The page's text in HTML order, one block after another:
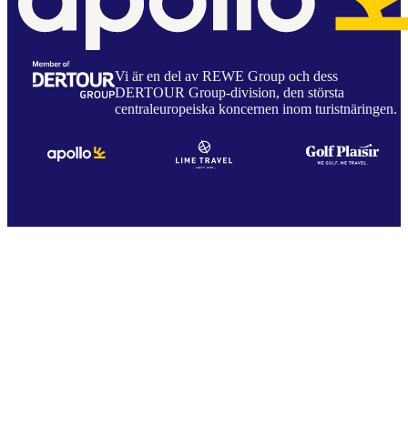
Vi är en del av REWE Group och dess
DERTOUR Group-division, den största
centraleuropeiska koncernen inom turistnäringen.